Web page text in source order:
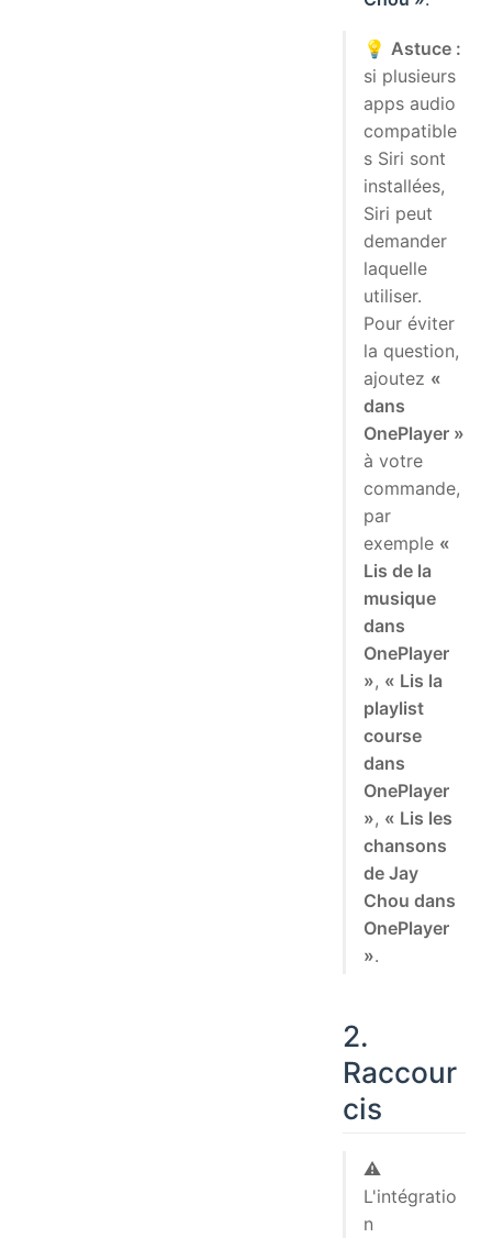
💡 Astuce :
si plusieurs
apps audio
compatible
s Siri sont
installées,
Siri peut
demander
laquelle
utiliser.
Pour éviter
la question,
ajoutez «
dans
OnePlayer »
à votre
commande,
par
exemple «
Lis de la
musique
dans
OnePlayer
», « Lis la
playlist
course
dans
OnePlayer
», « Lis les
chansons
de Jay
Chou dans
OnePlayer
».
2.
Raccour
cis
⚠️
L'intégratio
n